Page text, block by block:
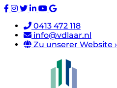
0413 472 118
info@vdlaar.nl
Zu unserer Website ›